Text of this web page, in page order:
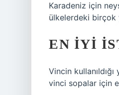
Karadeniz için
ülkelerdeki birçok
EN IYI
Vincin
vinci sopalar için